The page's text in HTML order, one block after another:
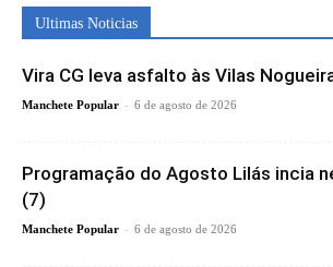
Ultimas Noticias
Vira CG leva asfalto às Vilas
Manchete Popular - 6 de agosto de 2026
Programação do Agosto Lilás incia
(7)
Manchete Popular - 6 de agosto de 2026